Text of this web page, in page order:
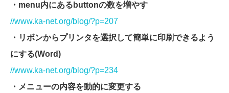
・menu内にあるbuttonの数を増やす
//www.ka-net.org/blog/?p=207
・リボンからプリンタを選択して簡単に印刷できるよう
にする(Word)
//www.ka-net.org/blog/?p=234
・メニューの内容を動的に変更する